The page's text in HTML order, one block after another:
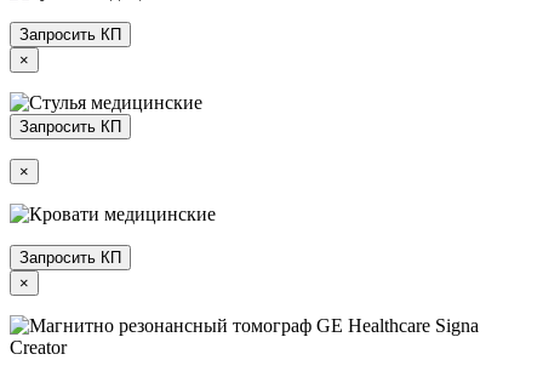
Запросить КП
×
Запросить КП
×
Запросить КП
×